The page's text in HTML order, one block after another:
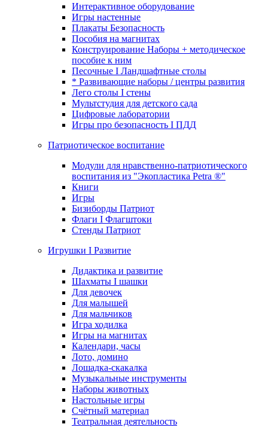
Интерактивное оборудование
Игры настенные
Плакаты Безопасность
Пособия на магнитах
Конструирование Наборы + методическое
пособие к ним
Песочные I Ландшафтные столы
* Развивающие наборы / центры развития
Лего столы I стены
Мультстудия для детского сада
Цифровые лаборатории
Игры про безопасность I ПДД
Патриотическое воспитание
Модули для нравственно-патриотического
воспитания из "Экопластика Petra ®"
Книги
Игры
Бизиборды Патриот
Флаги I Флагштоки
Стенды Патриот
Игрушки I Развитие
Дидактика и развитие
Шахматы I шашки
Для девочек
Для малышей
Для мальчиков
Игра ходилка
Игры на магнитах
Календари, часы
Лото, домино
Лошадка-скакалка
Музыкальные инструменты
Наборы животных
Настольные игры
Счётный материал
Театральная деятельность